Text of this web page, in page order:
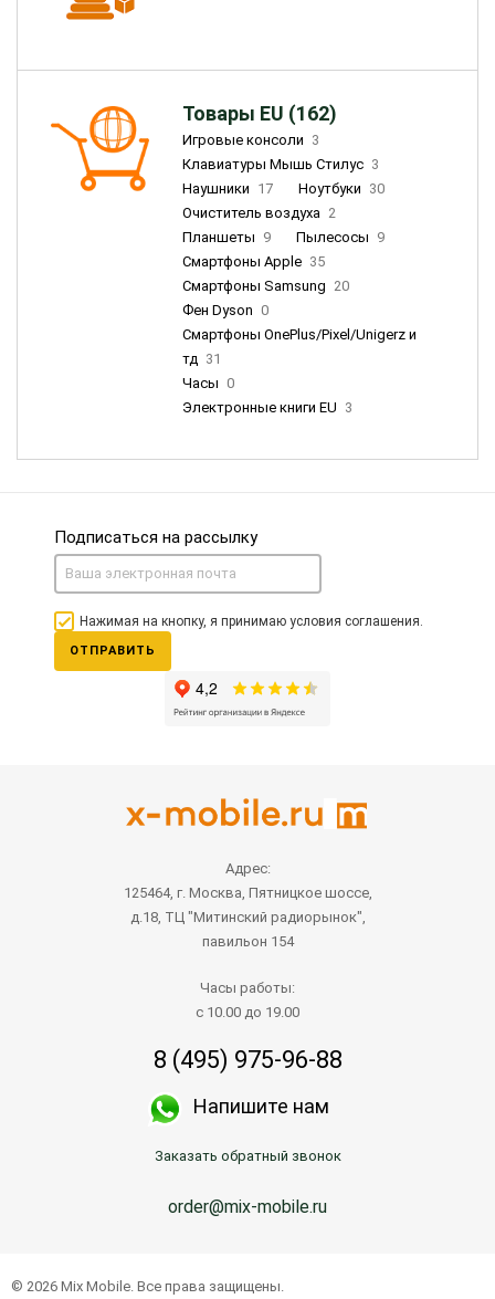
Товары EU (162)
Игровые консоли 3
Клавиатуры Мышь Стилус 3
Наушники 17 Ноутбуки 30
Очиститель воздуха 2
Планшеты 9 Пылесосы 9
Смартфоны Apple 35
Смартфоны Samsung 20
Фен Dyson 0
Смартфоны OnePlus/Pixel/Unigerz и
тд 31
Часы 0
Электронные книги EU 3
Подписаться на рассылку
Нажимая на кнопку, я принимаю условия соглашения.
ОТПРАВИТЬ
Адрес:
125464, г. Москва, Пятницкое шоссе,
д.18, ТЦ "Митинский радиорынок",
павильон 154
Часы работы:
с 10.00 до 19.00
8 (495) 975-96-88
Напишите нам
Заказать обратный звонок
order@mix-mobile.ru
© 2026 Mix Mobile. Все права защищены.